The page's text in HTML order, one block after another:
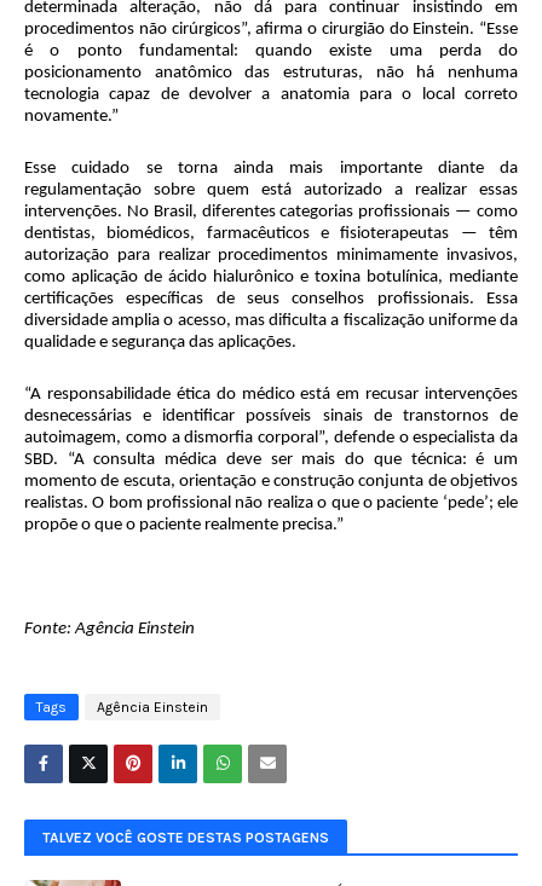
determinada alteração, não dá para continuar insistindo em
procedimentos não cirúrgicos”, afirma o cirurgião do Einstein. “Esse
é o ponto fundamental: quando existe uma perda do
posicionamento anatômico das estruturas, não há nenhuma
tecnologia capaz de devolver a anatomia para o local correto
novamente.”
Esse cuidado se torna ainda mais importante diante da
regulamentação sobre quem está autorizado a realizar essas
intervenções. No Brasil, diferentes categorias profissionais — como
dentistas, biomédicos, farmacêuticos e fisioterapeutas — têm
autorização para realizar procedimentos minimamente invasivos,
como aplicação de ácido hialurônico e toxina botulínica, mediante
certificações específicas de seus conselhos profissionais. Essa
diversidade amplia o acesso, mas dificulta a fiscalização uniforme da
qualidade e segurança das aplicações.
“A responsabilidade ética do médico está em recusar intervenções
desnecessárias e identificar possíveis sinais de transtornos de
autoimagem, como a dismorfia corporal”, defende o especialista da
SBD. “A consulta médica deve ser mais do que técnica: é um
momento de escuta, orientação e construção conjunta de objetivos
realistas. O bom profissional não realiza o que o paciente ‘pede’; ele
propõe o que o paciente realmente precisa.”
Fonte: Agência Einstein
Tags Agência Einstein
TALVEZ VOCÊ GOSTE DESTAS POSTAGENS